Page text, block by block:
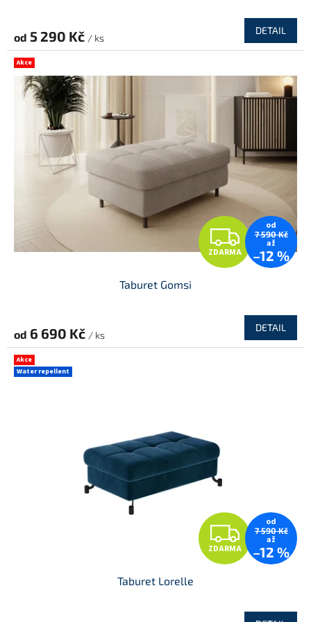
od 5 290 Kč / ks
DETAIL
Akce
Z
D
R
M
ZDARMA
od
7 590 Kč
až
–12 %
Taburet Gomsi
od 6 690 Kč / ks
DETAIL
Akce
Water repellent
Z
D
ZDARMA
od
7 590 Kč
až
–12 %
Taburet Lorelle